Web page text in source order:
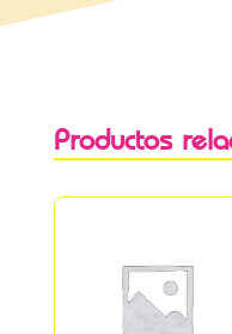
Productos